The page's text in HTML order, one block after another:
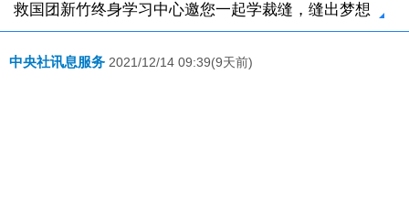
救国团新竹终身学习中心邀您一起学裁缝，缝出梦想
中央社讯息服务 2021/12/14 09:39(9天前)